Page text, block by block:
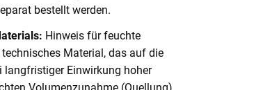
bestellt werden.
Hinweis für feuchte
Material, das auf die
langfristiger Einwirkung hoher